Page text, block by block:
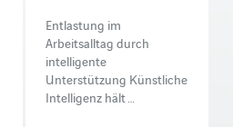
Entlastung im
Arbeitsalltag durch
intelligente
Unterstützung Künstliche
Intelligenz hält …